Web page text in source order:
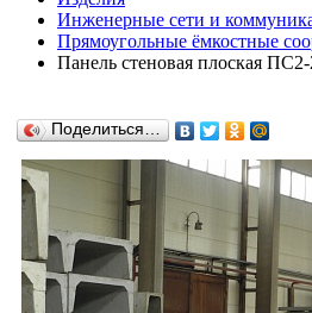
Инженерные сети и
Прямоугольные ёмкостные
Панель стеновая плоская
Поделиться…